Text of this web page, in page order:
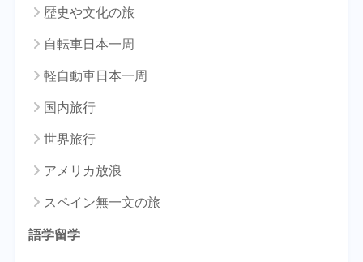
歴史や文化の旅
自転車日本一周
軽自動車日本一周
国内旅行
世界旅行
アメリカ放浪
スペイン無一文の旅
語学留学